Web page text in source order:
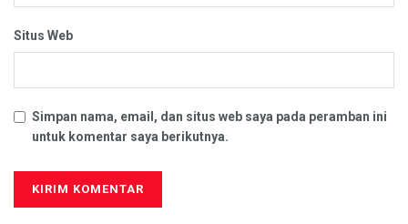
Situs Web
Simpan nama, email, dan situs web saya pada peramban ini
untuk komentar saya berikutnya.